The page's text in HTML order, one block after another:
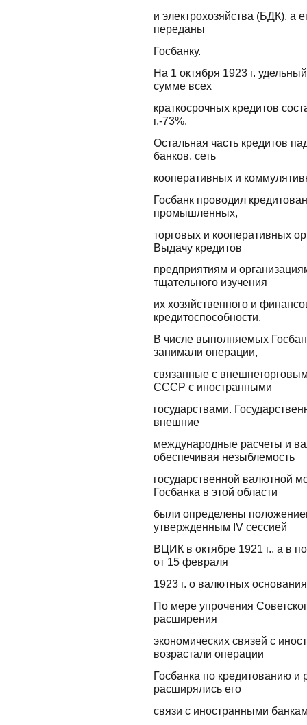
и электрохозяйства (БДК), а
переданы
Госбанку.
На 1 октября 1923 г.
сумме всех
краткосрочных кредитов
г.-73%.
Остальная часть кредитов
банков, сеть
кооперативных и
Госбанк проводил
промышленных,
торговых и кооперативных
Выдачу кредитов
предприятиям и
тщательного изучения
их хозяйственного и
кредитоспособности.
В числе выполняемых
занимали операции,
связанные с
СССР с иностранными
государствами.
внешние
международные расчеты и
обеспечивая незыблемость
государственной валютной
Госбанка в этой области
были определены
утвержденным IV сессией
ВЦИК в октябре 1921 г., а в
от 15 февраля
1923 г. о валютных
По мере упрочения
расширения
экономических связей с
возрастали операции
Госбанка по кредитованию и
расширялись его
связи с иностранными